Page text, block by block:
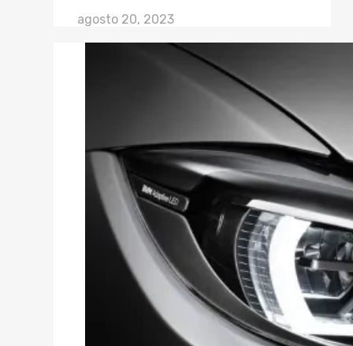
agosto 20, 2023